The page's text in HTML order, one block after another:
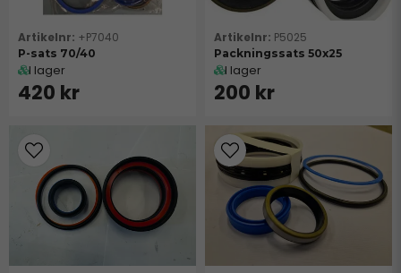
+P7040
P-sats 70/40
I lager
420 kr
P5025
Packningssats 50x25
I lager
200 kr